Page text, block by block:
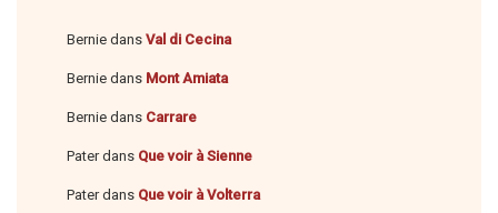
Bernie dans Val di Cecina
Bernie dans Mont Amiata
Bernie dans Carrare
Paterdans Que voir à Sienne
Paterdans Que voir à Volterra